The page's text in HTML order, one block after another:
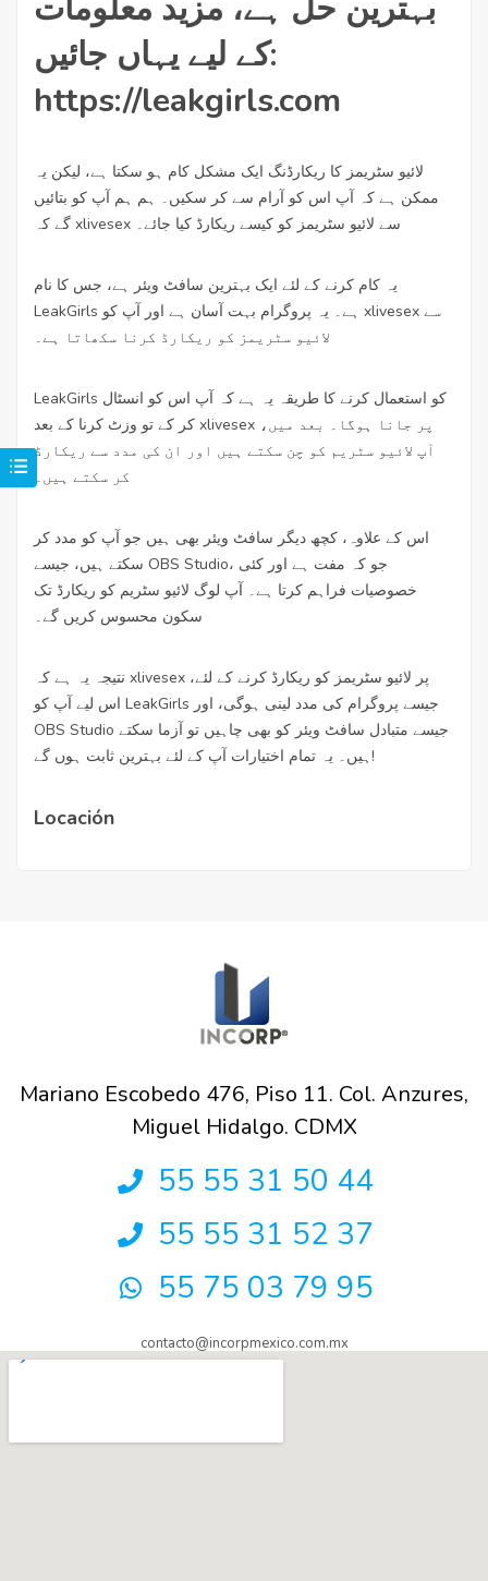
بہترین حل ہے، مزید معلومات
کے لیے یہاں جائیں:
https://leakgirls.com
لائیو سٹریمز کا ریکارڈنگ ایک مشکل کام ہو سکتا ہے، لیکن یہ
ممکن ہے کہ آپ اس کو آرام سے کر سکیں۔ ہم ہم آپ کو بتائیں
گے کہ xlivesex سے لائیو سٹریمز کو کیسے ریکارڈ کیا جائے۔
یہ کام کرنے کے لئے ایک بہترین سافٹ ویئر ہے، جس کا نام
LeakGirls ہے۔ یہ پروگرام بہت آسان ہے اور آپ کو xlivesex سے
لائیو سٹریمز کو ریکارڈ کرنا سکھاتا ہے۔
LeakGirls کو استعمال کرنے کا طریقہ یہ ہے کہ آپ اس کو انسٹال
کر کے تو وزٹ کرنا کے بعد xlivesex پر جانا ہوگا۔ بعد میں،
آپ لائیو سٹریم کو چن سکتے ہیں اور ان کی مدد سے ریکارڈ
کر سکتے ہیں۔
اس کے علاوہ، کچھ دیگر سافٹ ویئر بھی ہیں جو آپ کو مدد کر
سکتے ہیں، جیسے OBS Studio، جو کہ مفت ہے اور کئی
خصوصیات فراہم کرتا ہے۔ آپ لوگ لائیو سٹریم کو ریکارڈ تک
سکون محسوس کریں گے۔
نتیجہ یہ ہے کہ xlivesex پر لائیو سٹریمز کو ریکارڈ کرنے کے لئے،
اس لیے آپ کو LeakGirls جیسے پروگرام کی مدد لینی ہوگی، اور
OBS Studio جیسے متبادل سافٹ ویئر کو بھی چاہیں تو آزما سکتے
ہیں۔ یہ تمام اختیارات آپ کے لئے بہترین ثابت ہوں گے!
Locación
Mariano Escobedo 476, Piso 11. Col. Anzures,
Miguel Hidalgo. CDMX
55 55 31 50 44
55 55 31 52 37
55 75 03 79 95
contacto@incorpmexico.com.mx